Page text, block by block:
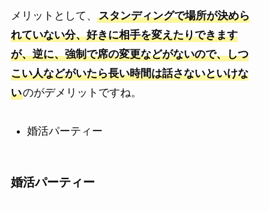
メリットとして、 スタンディングで場所が決めら
れていない分、好きに相手を変えたりできます
が、逆に、強制で席の変更などがないので、しつ
こい人などがいたら長い時間は話さないといけな
いのがデメリットですね。
婚活パーティー
婚活パーティー